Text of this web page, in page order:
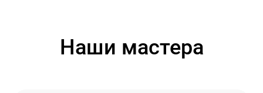
Наши мастера